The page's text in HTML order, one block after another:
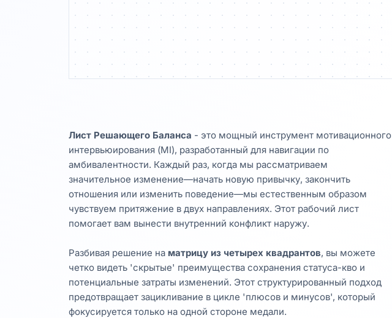
Лист Решающего Баланса - это мощный инструмент мотивационного
интервьюирования (MI), разработанный для навигации по
амбивалентности. Каждый раз, когда мы рассматриваем
значительное изменение—начать новую привычку, закончить
отношения или изменить поведение—мы естественным образом
чувствуем притяжение в двух направлениях. Этот рабочий лист
помогает вам вынести внутренний конфликт наружу.
Разбивая решение на матрицу из четырех квадрантов, вы можете
четко видеть 'скрытые' преимущества сохранения статуса-кво и
потенциальные затраты изменений. Этот структурированный подход
предотвращает зацикливание в цикле 'плюсов и минусов', который
фокусируется только на одной стороне медали.